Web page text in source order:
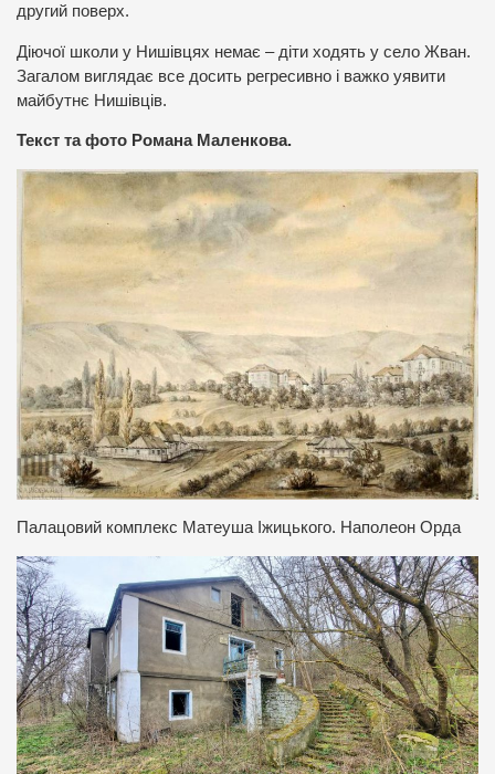
другий поверх.
Діючої школи у Нишівцях немає – діти ходять у село Жван.
Загалом виглядає все досить регресивно і важко уявити
майбутнє Нишівців.
Текст та фото Романа Маленкова.
Палацовий комплекс Матеуша Іжицького. Наполеон Орда